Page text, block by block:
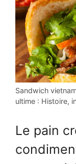
Sandwich
ultime : Histoire,
Le pain